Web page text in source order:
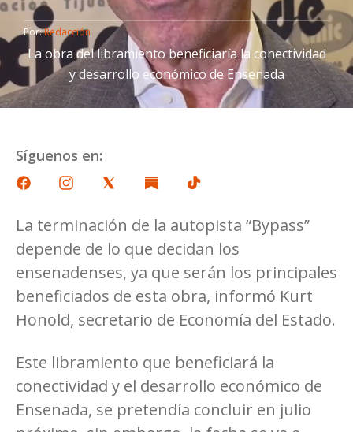
Por: Redacción
La obra del libramiento beneficiaría la conectividad
y desarrollo económico de Ensenada
Síguenos en:
La terminación de la autopista “Bypass”
depende de lo que decidan los
ensenadenses, ya que serán los principales
beneficiados de esta obra, informó Kurt
Honold, secretario de Economía del Estado.
Este libramiento que beneficiará la
conectividad y el desarrollo económico de
Ensenada, se pretendía concluir en julio